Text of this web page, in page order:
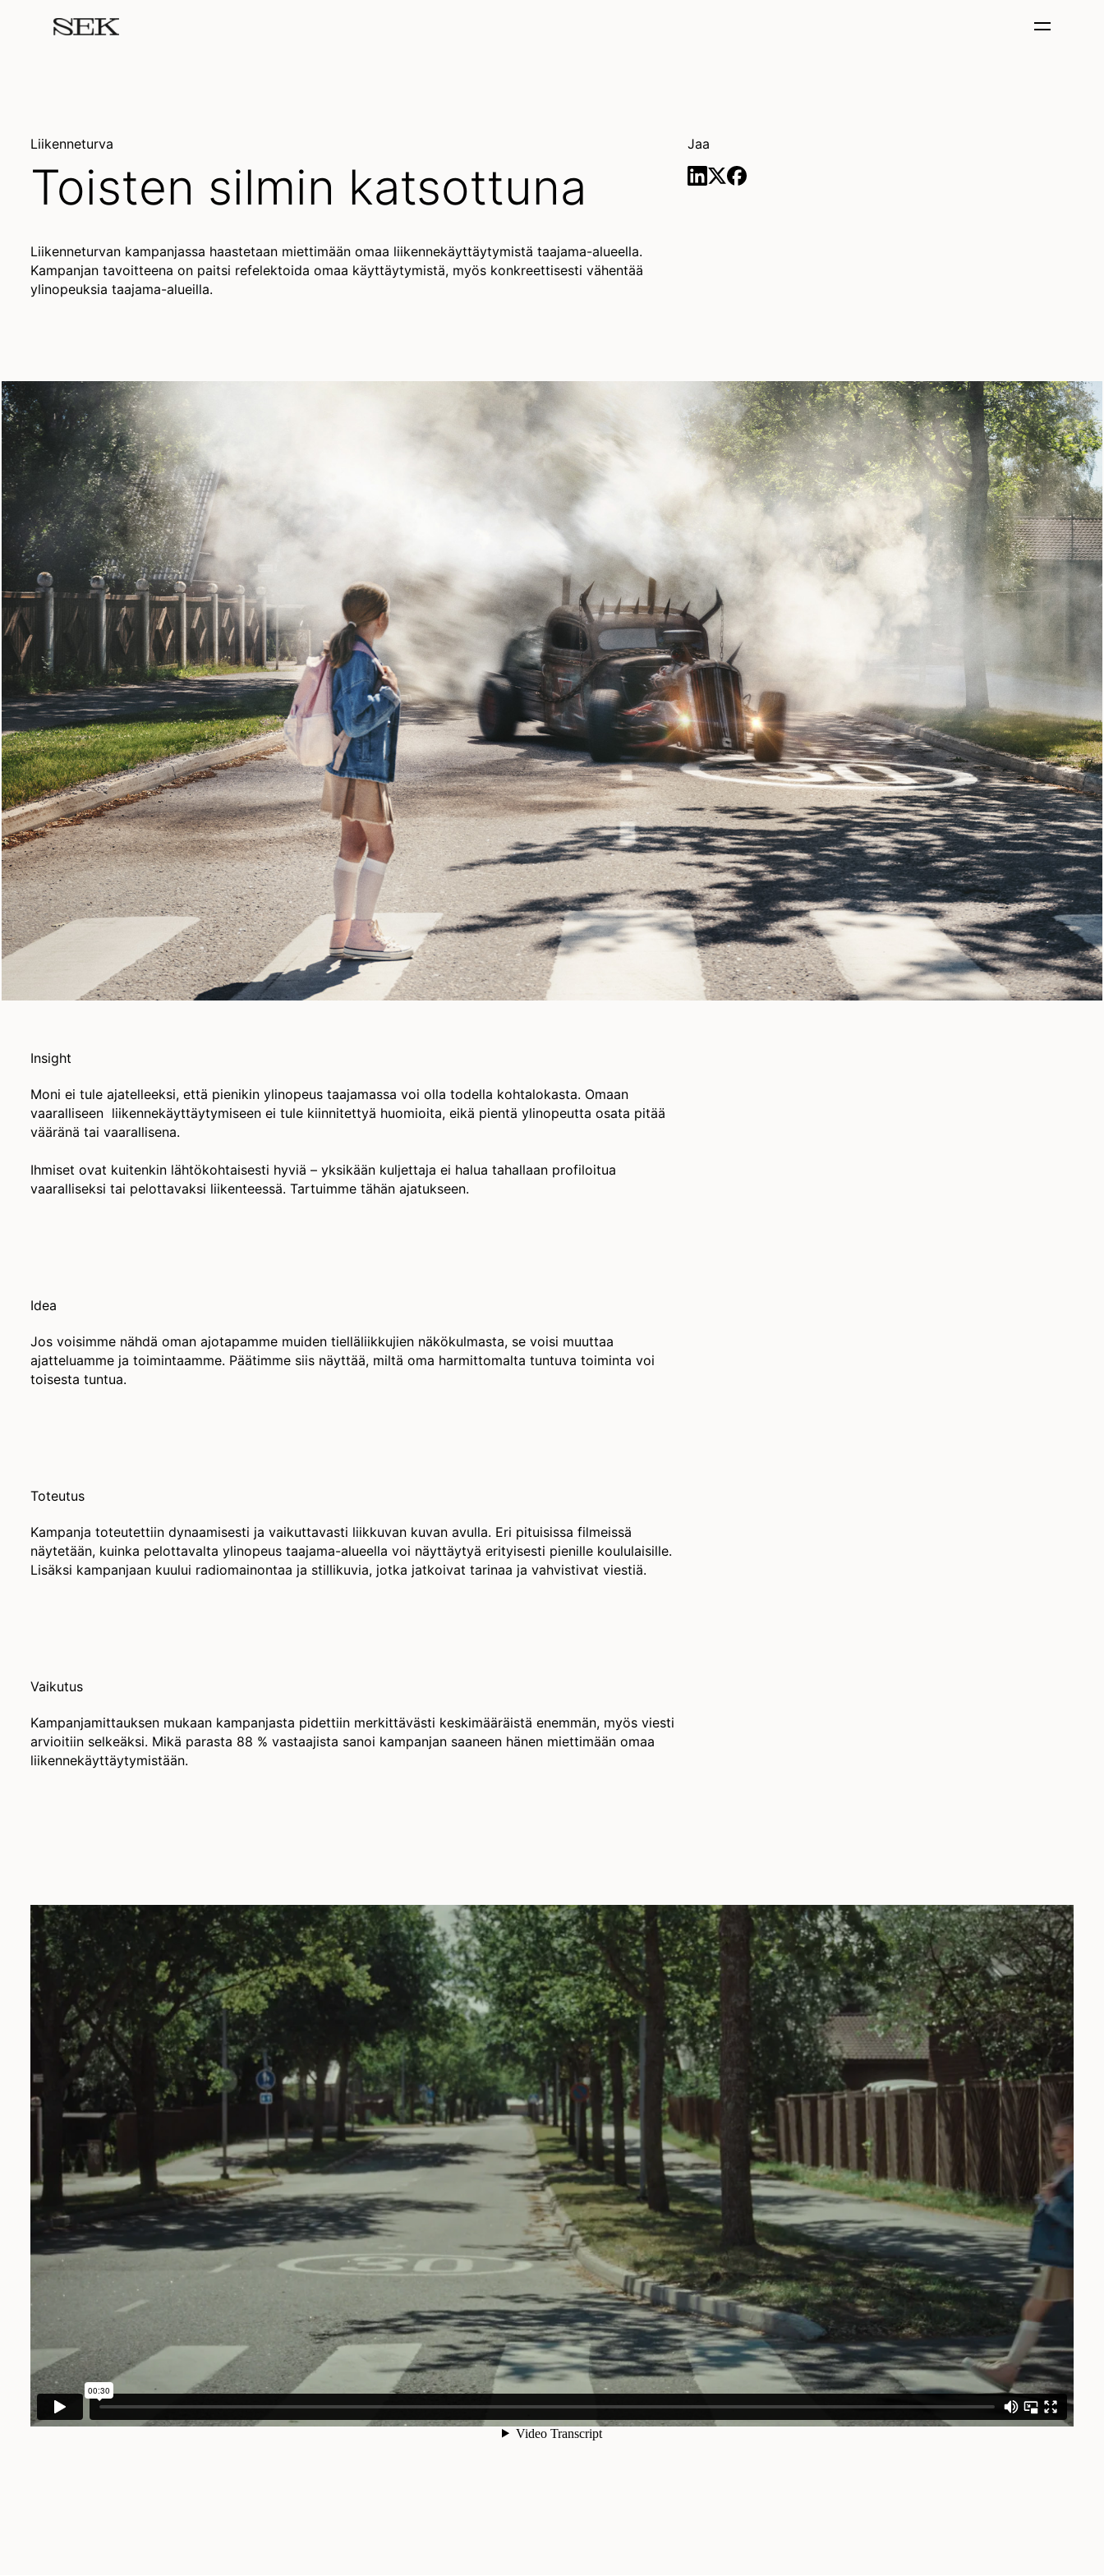
Liikenneturva
Toisten silmin katsottuna
Liikenneturvan kampanjassa haastetaan miettimään omaa liikennekäyttäytymistä taajama-alueella.
Kampanjan tavoitteena on paitsi refelektoida omaa käyttäytymistä, myös konkreettisesti vähentää
ylinopeuksia taajama-alueilla.
Jaa
Insight
Moni ei tule ajatelleeksi, että pienikin ylinopeus taajamassa voi olla todella kohtalokasta. Omaan
vaaralliseen liikennekäyttäytymiseen ei tule kiinnitettyä huomioita, eikä pientä ylinopeutta osata pitää
vääränä tai vaarallisena.
Ihmiset ovat kuitenkin lähtökohtaisesti hyviä – yksikään kuljettaja ei halua tahallaan profiloitua
vaaralliseksi tai pelottavaksi liikenteessä. Tartuimme tähän ajatukseen.
Idea
Jos voisimme nähdä oman ajotapamme muiden tielläliikkujien näkökulmasta, se voisi muuttaa
ajatteluamme ja toimintaamme. Päätimme siis näyttää, miltä oma harmittomalta tuntuva toiminta voi
toisesta tuntua.
Toteutus
Kampanja toteutettiin dynaamisesti ja vaikuttavasti liikkuvan kuvan avulla. Eri pituisissa filmeissä
näytetään, kuinka pelottavalta ylinopeus taajama-alueella voi näyttäytyä erityisesti pienille koululaisille.
Lisäksi kampanjaan kuului radiomainontaa ja stillikuvia, jotka jatkoivat tarinaa ja vahvistivat viestiä.
Vaikutus
Kampanjamittauksen mukaan kampanjasta pidettiin merkittävästi keskimääräistä enemmän, myös viesti
arvioitiin selkeäksi. Mikä parasta 88 % vastaajista sanoi kampanjan saaneen hänen miettimään omaa
liikennekäyttäytymistään.